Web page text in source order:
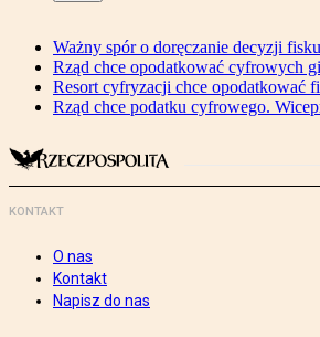
Ważny spór o doręczanie decyzji
Rząd chce opodatkować cyfrowych
Resort cyfryzacji chce opodatkować
Rząd chce podatku cyfrowego.
KONTAKT
O nas
Kontakt
Napisz do nas